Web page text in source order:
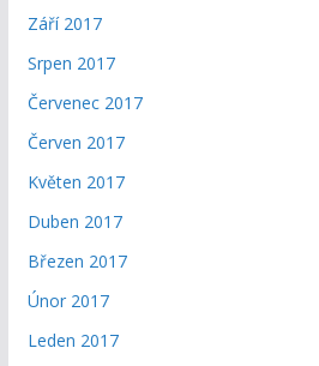
Září 2017
Srpen 2017
Červenec 2017
Červen 2017
Květen 2017
Duben 2017
Březen 2017
Únor 2017
Leden 2017